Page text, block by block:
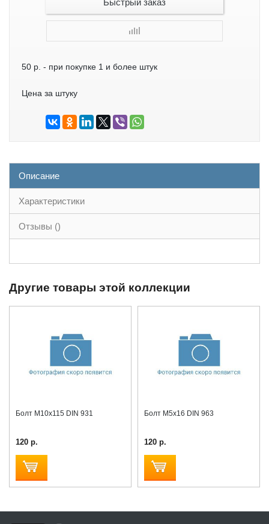
50 р. - при покупке 1 и более штук
Цена за штуку
Описание
Характеристики
Отзывы ()
Другие товары этой коллекции
Болт М10x115 DIN 931
120 р.
Болт М5x16 DIN 963
120 р.